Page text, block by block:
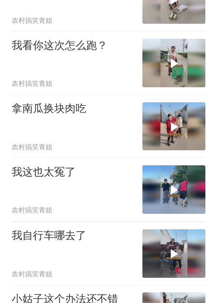
农村搞笑青姐
我看你这次怎么跑？
农村搞笑青姐
拿南瓜换块肉吃
农村搞笑青姐
我这也太冤了
农村搞笑青姐
我自行车哪去了
农村搞笑青姐
小姑子这个办法还不错